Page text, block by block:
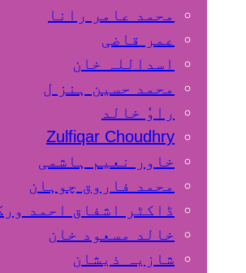
محمد عامر رانا
عمر قاضی
اسداللہ خان
محمد حسین ہنز ل
راوٗ خالد
Zulfiqar Choudhry
خاور نعیم ہاشمی
محمد فاروق چوہان
ڈاکٹر اشفاق احمد
خالد مسعود خان
شازیہ ذیشان